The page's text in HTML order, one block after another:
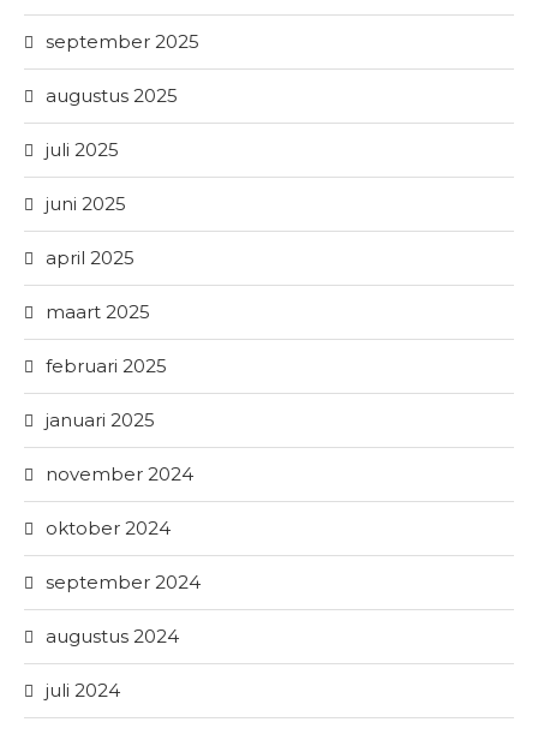
september 2025
augustus 2025
juli 2025
juni 2025
april 2025
maart 2025
februari 2025
januari 2025
november 2024
oktober 2024
september 2024
augustus 2024
juli 2024